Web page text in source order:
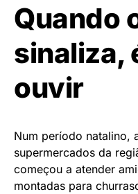
Quando
sinaliza,
ouvir
Num período natalino,
supermercados da
começou a atender
montadas para